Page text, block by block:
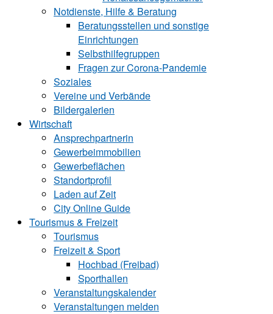
Notdienste, Hilfe & Be‍ra‍tung
Beratungsstellen und sonstige
Einrichtungen
Selbsthilfegruppen
Fragen zur Corona-Pandemie
Soziales
Vereine und Verbände
Bildergalerien
Wirtschaft
Ansprechpartnerin
Gewerbeimmobilien
Gewerbeflächen
Standortprofil
Laden auf Zeit
City Online Guide
Tourismus & Freizeit
Tourismus
Freizeit & Sport
Hochbad (Freibad)
Sporthallen
Veranstaltungskalender
Veranstaltungen melden